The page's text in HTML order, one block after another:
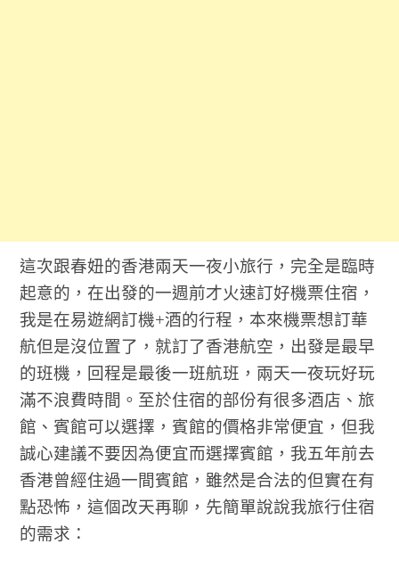
這次跟春妞的香港兩天一夜小旅行，完全是臨時
起意的，在出發的一週前才火速訂好機票住宿，
我是在易遊網訂機+酒的行程，本來機票想訂華
航但是沒位置了，就訂了香港航空，出發是最早
的班機，回程是最後一班航班，兩天一夜玩好玩
滿不浪費時間。至於住宿的部份有很多酒店、旅
館、賓館可以選擇，賓館的價格非常便宜，但我
誠心建議不要因為便宜而選擇賓館，我五年前去
香港曾經住過一間賓館，雖然是合法的但實在有
點恐怖，這個改天再聊，先簡單說說我旅行住宿
的需求：